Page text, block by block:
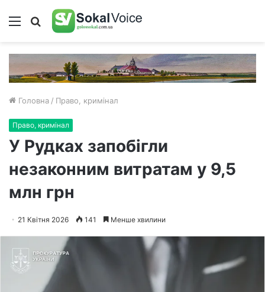
Меню Пошук
Головна / Право, кримінал
Право, кримінал
У Рудках запобігли
незаконним витратам у 9,5
млн грн
21 Квітня 2026 141 Менше хвилини